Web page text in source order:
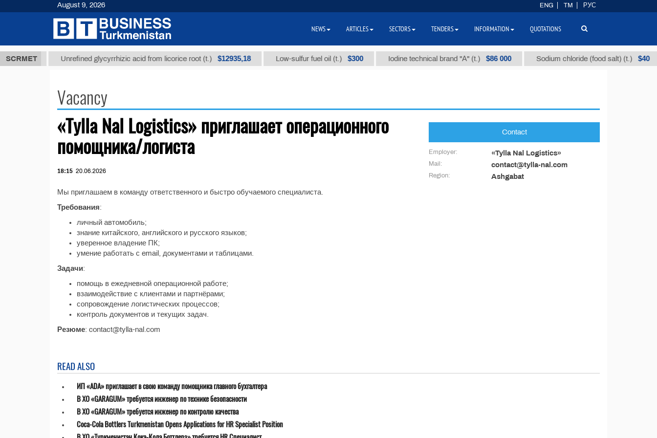
SCRMET
ТМТ Unrefined glycyrrhizic acid from licorice root (t.) $12935,18 Low-sulfur fuel oil (t.) $300 Iodine technical brand "А" (t.) $86 000 Sodium chloride (food salt) (t.) $40
Vacancy
«Tylla Nal Logistics» приглашает операционного
помощника/логиста
18:15 20.06.2026
Мы приглашаем в команду ответственного и быстро обучаемого специалиста.
Требования:
личный автомобиль;
знание китайского, английского и русского языков;
уверенное владение ПК;
умение работать с email, документами и таблицами.
Задачи:
помощь в ежедневной операционной работе;
взаимодействие с клиентами и партнёрами;
сопровождение логистических процессов;
контроль документов и текущих задач.
Резюме: contact@tylla-nal.com
Contact
Employer: «Tylla Nal Logistics»
Mail: contact@tylla-nal.com
Region: Ashgabat
READ ALSO
ИП «ADA» приглашает в свою команду помощника главного бухгалтера
В ХО «GARAGUM» требуется инженер по технике безопасности
В ХО «GARAGUM» требуется инженер по контролю качества
Coca-Cola Bottlers Turkmenistan Opens Applications for HR Specialist Position
August 9, 2026 ENG TM РУС
NEWS ARTICLES SECTORS TENDERS INFORMATION QUOTATIONS